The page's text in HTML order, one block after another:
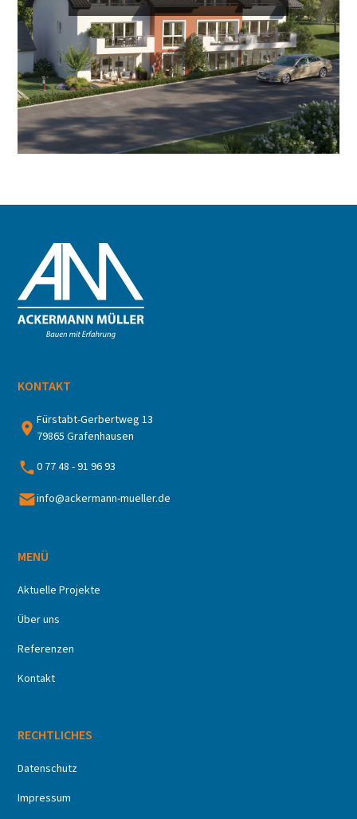
KONTAKT
Fürstabt-Gerbertweg 13
79865 Grafenhausen
0 77 48 - 91 96 93
info@ackermann-mueller.de
MENÜ
Aktuelle Projekte
Über uns
Referenzen
Kontakt
RECHTLICHES
Datenschutz
Impressum